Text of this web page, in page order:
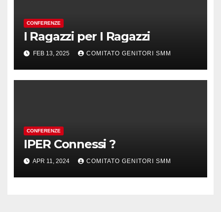
CONFERENZE
I Ragazzi per I Ragazzi
FEB 13, 2025 COMITATO GENITORI SMM
CONFERENZE
IPER Connessi ?
APR 11, 2024 COMITATO GENITORI SMM